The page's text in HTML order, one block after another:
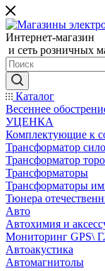
Интернет-магазин
и сеть розничных
Каталог
Весеннее
УЦЕНКА
Комплектующие к
Трансформатор
Трансформатор
Трансформаторы
Трансформаторы
Тюнера
Авто
Автохимия и
Мониторинг GPS\
Автоакустика
Автомагнитолы